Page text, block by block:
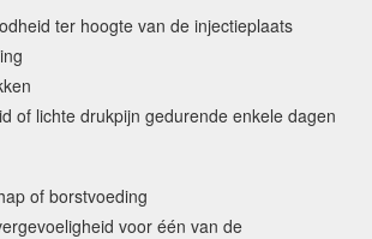
ter hoogte van de injectieplaats
of lichte drukpijn gedurende enkele dagen
of borstvoeding
voor één van de